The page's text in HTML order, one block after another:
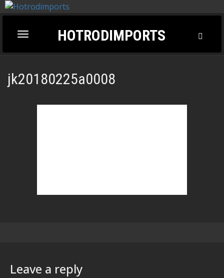
Toggle
navigation
HOTRODIMPORTS
jk20180225a0008
Leave a reply